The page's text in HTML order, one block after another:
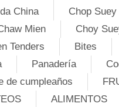
China
Chop Suey
Mien
Choy
Tenders
Bites
Panadería
de cumpleaños
ALIMENTOS